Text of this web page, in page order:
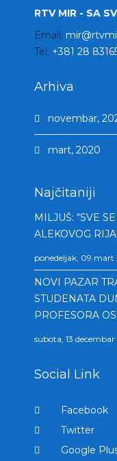
RTV MIR - SA
Email:
Tel: +381 28
Arhiva
novembar,
mart, 2020
Najčitaniji
MILJUŠ: “SVE
ALEKOVOG
ponedeljak, 09 mart
NOVI PAZAR
STUDENATA
PROFESORA
subota, 13
Social Link
Facebook
Twitter
Google